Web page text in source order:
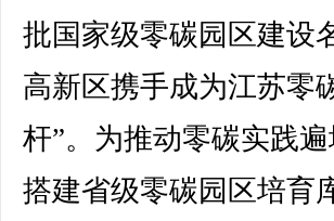
批国家级零碳园区建设
高新区携手成为江苏零
杆”。为推动零碳实践
搭建省级零碳园区培育